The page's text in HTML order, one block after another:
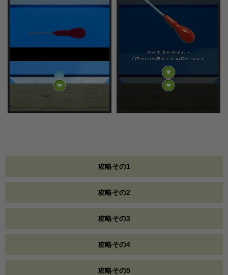
攻略その1
攻略その2
攻略その3
攻略その4
攻略その5